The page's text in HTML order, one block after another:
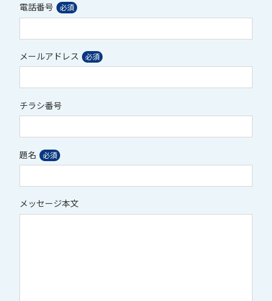
電話番号
メールアドレス
チラシ番号
題名
メッセージ本文